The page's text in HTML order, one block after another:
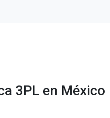
3PL en México